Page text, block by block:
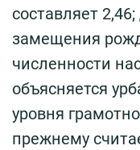
составляет
замещения
численности
объясняется
уровня
прежнему